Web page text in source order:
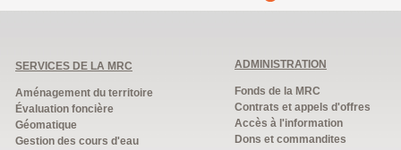
SERVICES DE LA MRC
Aménagement du territoire
Évaluation foncière
Géomatique
Gestion des cours d'eau
ADMINISTRATION
Fonds de la MRC
Contrats et appels d'offres
Accès à l'information
Dons et commandites